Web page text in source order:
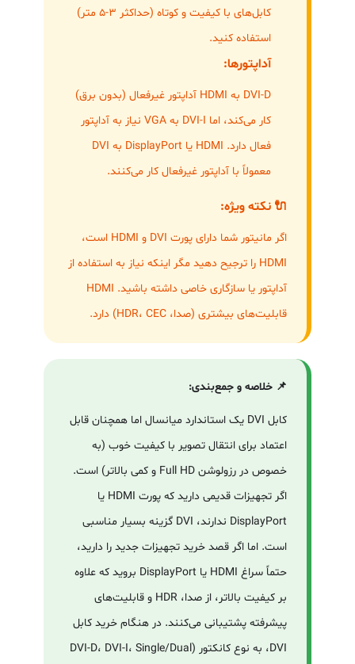
کابل‌های با کیفیت و کوتاه (حداکثر ۳-۵ متر)
استفاده کنید.
آداپتورها:
DVI-D به HDMI آداپتور غیرفعال (بدون برق)
کار می‌کند، اما DVI-I به VGA نیاز به آداپتور
فعال دارد. HDMI یا DisplayPort به DVI
معمولاً با آداپتور غیرفعال کار می‌کنند.
🔌 نکته ویژه:
اگر مانیتور شما دارای پورت DVI و HDMI است،
HDMI را ترجیح دهید مگر اینکه نیاز به استفاده از
آداپتور یا سازگاری خاصی داشته باشید. HDMI
قابلیت‌های بیشتری (صدا، HDR، CEC) دارد.
📌 خلاصه و جمع‌بندی:
کابل DVI یک استاندارد میانسال اما همچنان قابل
اعتماد برای انتقال تصویر با کیفیت خوب (به
خصوص در رزولوشن Full HD و کمی بالاتر) است.
اگر تجهیزات قدیمی دارید که پورت HDMI یا
DisplayPort ندارند، DVI گزینه بسیار مناسبی
است. اما اگر قصد خرید تجهیزات جدید را دارید،
حتماً سراغ HDMI یا DisplayPort بروید که علاوه
بر کیفیت بالاتر، از صدا، HDR و قابلیت‌های
پیشرفته پشتیبانی می‌کنند. در هنگام خرید کابل
DVI، به نوع کانکتور (DVI-D، DVI-I، Single/Dual